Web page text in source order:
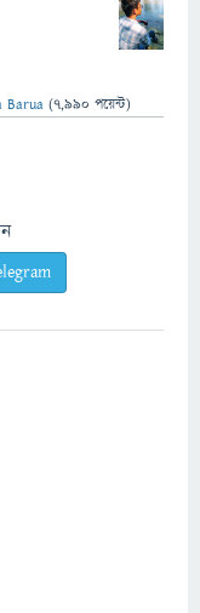
Barua (7,990 পয়েন্ট)